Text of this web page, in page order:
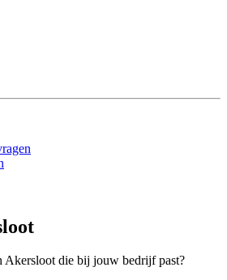
Akersloot die bij jouw bedrijf past?